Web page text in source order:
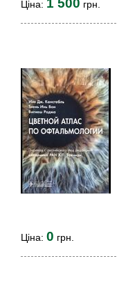
Ціна: 1 500 грн.
Ціна: 0 грн.